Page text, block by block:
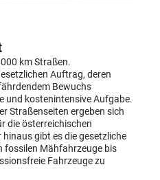
km Straßen.
Auftrag, deren
Bewuchs
und kostenintensive Aufgabe.
Straßenseiten ergeben sich
die österreichischen
gibt es die gesetzliche
fossilen Mähfahrzeuge bis
Fahrzeuge zu